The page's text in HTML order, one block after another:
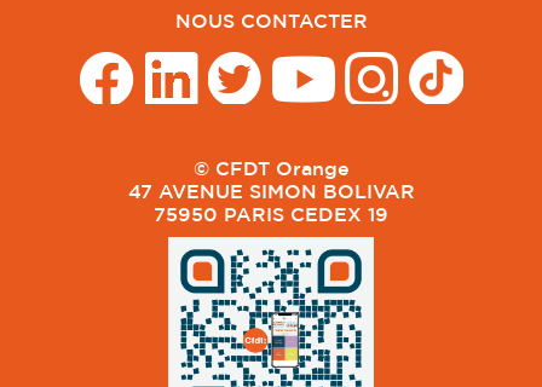
NOUS CONTACTER
© CFDT Orange
47 AVENUE SIMON BOLIVAR
75950 PARIS CEDEX 19